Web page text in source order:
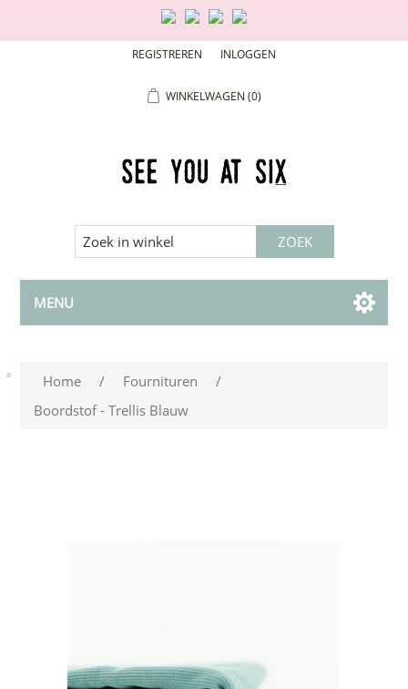
REGISTREREN INLOGGEN
WINKELWAGEN (0)
MENU
Home / Fournituren
/
Boordstof - Trellis Blauw